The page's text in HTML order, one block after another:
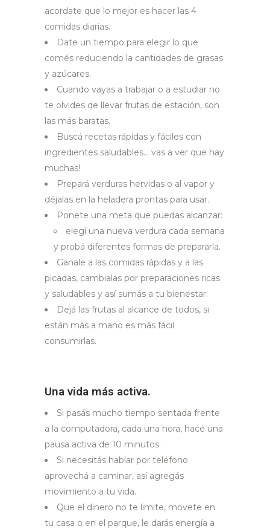
acordate que lo mejor es hacer las 4
comidas diarias.
Date un tiempo para elegir lo que
comés reduciendo la cantidades de grasas
y azúcares.
Cuando vayas a trabajar o a estudiar no
te olvides de llevar frutas de estación, son
las más baratas.
Buscá recetas rápidas y fáciles con
ingredientes saludables… vas a ver que hay
muchas!
Prepará verduras hervidas o al vapor y
déjalas en la heladera prontas para usar.
Ponete una meta que puedas alcanzar:
elegí una nueva verdura cada semana
y probá diferentes formas de prepararla.
Ganale a las comidas rápidas y a las
picadas, cambialas por preparaciones ricas
y saludables y así sumás a tu bienestar.
Dejá las frutas al alcance de todos, si
están más a mano es más fácil
consumirlas.
Una vida más activa.
Si pasás mucho tiempo sentada frente
a la computadora, cada una hora, hacé una
pausa activa de 10 minutos.
Si necesitás hablar por teléfono
aprovechá a caminar, así agregás
movimiento a tu vida.
Que el dinero no te limite, movete en
tu casa o en el parque, le darás energía a